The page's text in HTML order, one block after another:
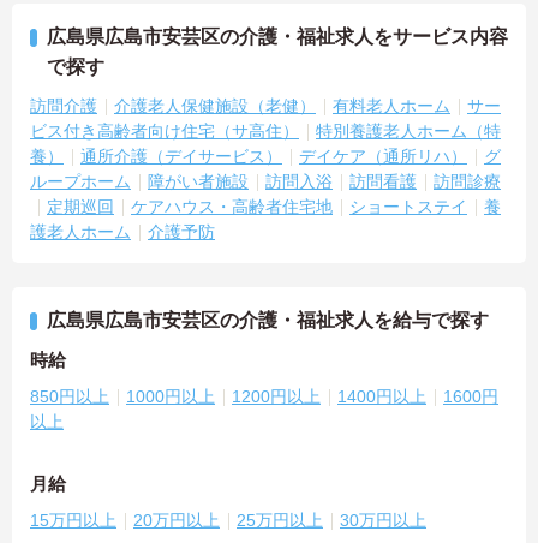
広島県広島市安芸区の介護・福祉求人をサービス内容
で探す
訪問介護 介護老人保健施設（老健） 有料老人ホーム
サー
ビス付き高齢者向け住宅（サ高住）
特別養護老人ホーム（特
養）
通所介護（デイサービス） デイケア（通所リハ）
グ
ループホーム
障がい者施設 訪問入浴 訪問看護
訪問診療
定期巡回
ケアハウス・高齢者住宅地 ショートステイ
養
護老人ホーム
介護予防
広島県広島市安芸区の介護・福祉求人を給与で探す
時給
850円以上 1000円以上 1200円以上 1400円以上
1600円
以上
月給
15万円以上 20万円以上 25万円以上 30万円以上